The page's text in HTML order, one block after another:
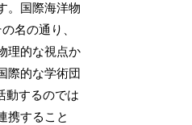
。国際海洋物
名の通り、
理的な視点か
際的な学術団
動するのでは
携すること